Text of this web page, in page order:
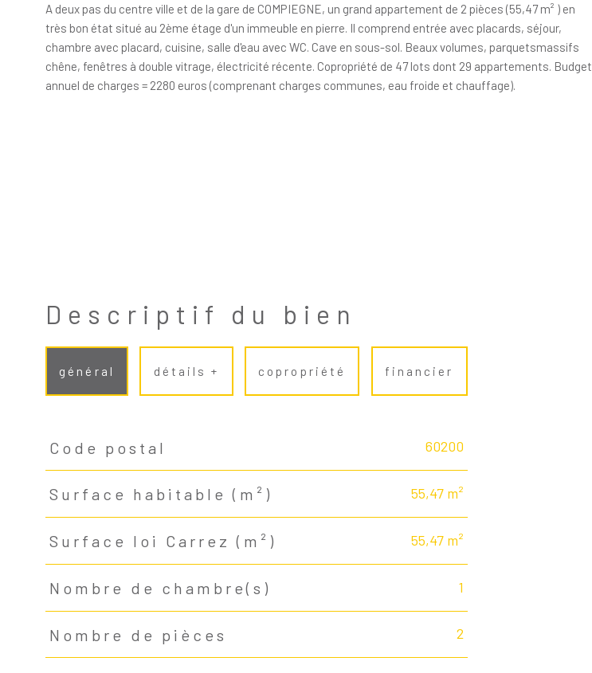
A deux pas du centre ville et de la gare de COMPIEGNE, un grand appartement de 2 pièces (55,47 m² ) en
très bon état situé au 2ème étage d'un immeuble en pierre. Il comprend entrée avec placards, séjour,
chambre avec placard, cuisine, salle d'eau avec WC. Cave en sous-sol. Beaux volumes, parquetsmassifs
chêne, fenêtres à double vitrage, électricité récente. Copropriété de 47 lots dont 29 appartements. Budget
annuel de charges = 2280 euros (comprenant charges communes, eau froide et chauffage).
Descriptif du bien
général détails + copropriété financier
TRAD_PAMPERO_Caracteristique
Code postal 60200
Surface habitable (m²) 55,47 m²
Surface loi Carrez (m²) 55,47 m²
Nombre de chambre(s) 1
Nombre de pièces 2